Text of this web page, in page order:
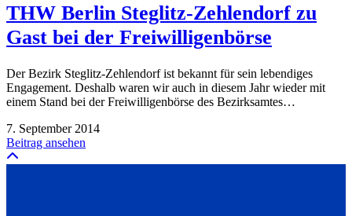
THW Berlin Steglitz-Zehlendorf zu
Gast bei der Freiwilligenbörse
Der Bezirk Steglitz-Zehlendorf ist bekannt für sein lebendiges
Engagement. Deshalb waren wir auch in diesem Jahr wieder mit
einem Stand bei der Freiwilligenbörse des Bezirksamtes…
7. September 2014
Beitrag ansehen